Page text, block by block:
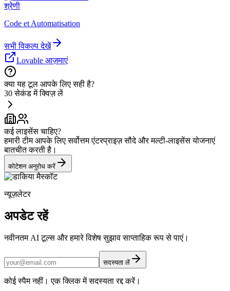
श्रेणी
Code et Automatisation
सभी विकल्प देखें
Lovable आज़माएं
क्या यह टूल आपके लिए सही है?
30 सेकंड में क्विज़ लें
कई लाइसेंस चाहिए?
हमारी टीम आपके लिए सर्वोत्तम एंटरप्राइज़ सौदे और मल्टी-लाइसेंस योजनाएं
बातचीत करती है।
कोटेशन अनुरोध करें
न्यूज़लेटर
अपडेट रहें
नवीनतम AI टूल्स और हमारे विशेष सुझाव साप्ताहिक रूप से पाएं।
सदस्यता लें
कोई स्पैम नहीं। एक क्लिक में सदस्यता रद्द करें।